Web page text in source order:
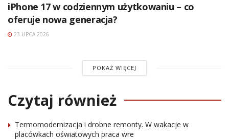
iPhone 17 w codziennym użytkowaniu – co
oferuje nowa generacja?
23 LIPCA 2026
POKAŻ WIĘCEJ
Czytaj również
Termomodernizacja i drobne remonty. W wakacje w
placówkach oświatowych praca wre